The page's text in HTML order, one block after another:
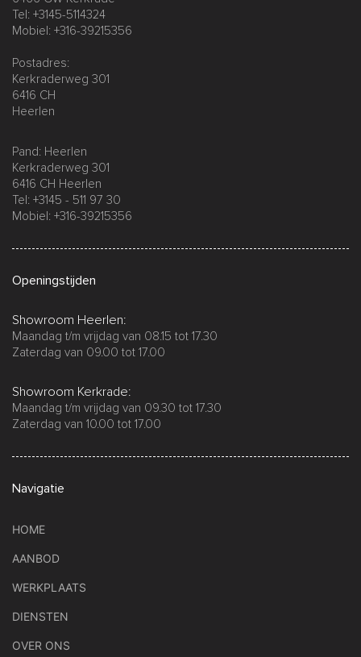
Tel: +3145-5114324
Mobiel: +316-39215356
Postadres:
Kerkraderweg 301
6416 CH
Heerlen
Pand: Heerlen
Kerkraderweg 301
6416 CH Heerlen
Tel: +3145 - 511 97 30
Mobiel: +316-39215356
Openingstijden
Showroom Heerlen:
Maandag t/m vrijdag van 08.15 tot 17.30
Zaterdag van 09.00 tot 17.00
Showroom Kerkrade:
Maandag t/m vrijdag van 09.30 tot 17.30
Zaterdag van 10.00 tot 17.00
Navigatie
HOME
AANBOD
WERKPLAATS
DIENSTEN
OVER ONS